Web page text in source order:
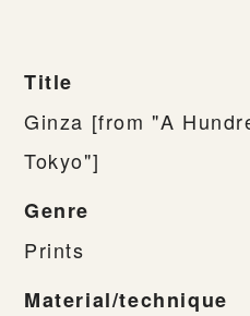
Title
Ginza [from "A
Tokyo"]
Genre
Prints
Material/technique